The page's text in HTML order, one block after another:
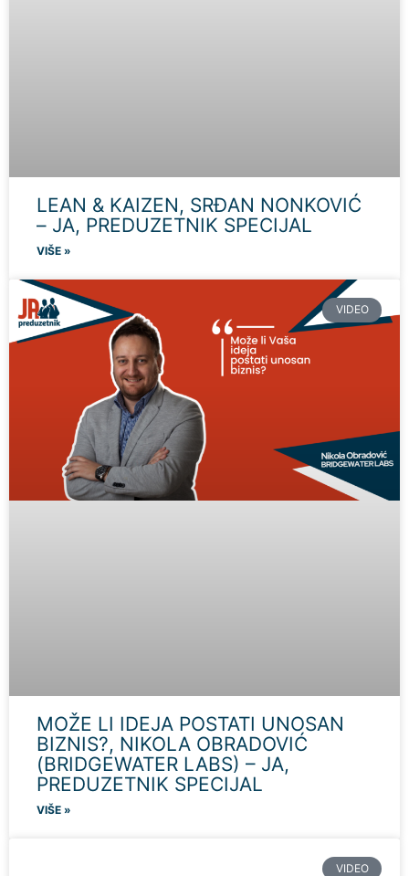
LEAN & KAIZEN, SRĐAN NONKOVIĆ
– JA, PREDUZETNIK SPECIJAL
VIŠE »
VIDEO
MOŽE LI IDEJA POSTATI UNOSAN
BIZNIS?, NIKOLA OBRADOVIĆ
(BRIDGEWATER LABS) – JA,
PREDUZETNIK SPECIJAL
VIŠE »
VIDEO